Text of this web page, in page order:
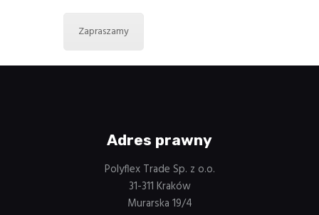
Zapraszamy
Adres prawny
Polyflex Trade Sp. z o.o.
31-311 Kraków
Murarska 19/4